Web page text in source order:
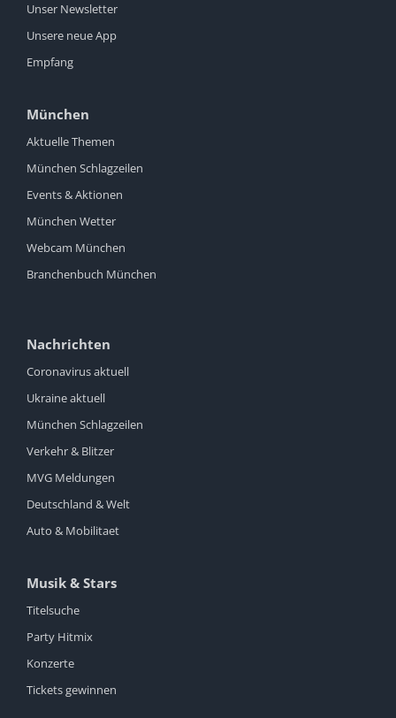
Unser Newsletter
Unsere neue App
Empfang
München
Aktuelle Themen
München Schlagzeilen
Events & Aktionen
München Wetter
Webcam München
Branchenbuch München
Nachrichten
Coronavirus aktuell
Ukraine aktuell
München Schlagzeilen
Verkehr & Blitzer
MVG Meldungen
Deutschland & Welt
Auto & Mobilitaet
Musik & Stars
Titelsuche
Party Hitmix
Konzerte
Tickets gewinnen